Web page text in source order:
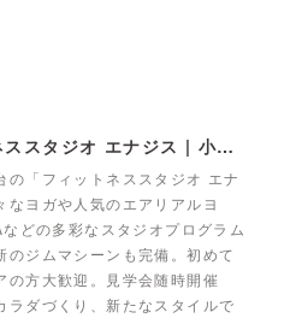
フィットネススタジオ エナジス | 小樽・スポーツクラブ・ENERGYS
の「フィットネススタジオ エナ
なヨガや人気のエアリアルヨ
どの多彩なスタジオプログラム
のジムマシーンも完備。初めて
の方大歓迎。見学会随時開催
ラダづくり、新たなスタイルで